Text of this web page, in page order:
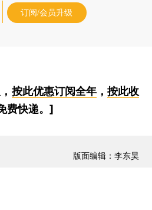
订阅/会员升级
按此优惠订阅全年， 按此收
费快递。]
版面编辑：李东昊